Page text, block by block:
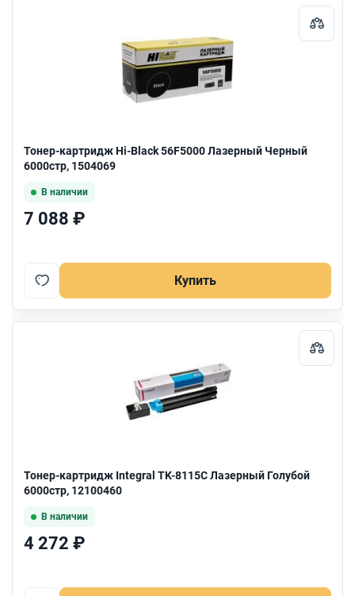
Тонер-картридж Hi-Black 56F5000 Лазерный Черный
6000стр, 1504069
В наличии
7 088 ₽
Купить
Тонер-картридж Integral TK-8115С Лазерный Голубой
6000стр, 12100460
В наличии
4 272 ₽